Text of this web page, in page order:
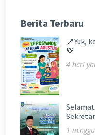
Berita Terbaru
📍Yuk,
💚
4 hari
1